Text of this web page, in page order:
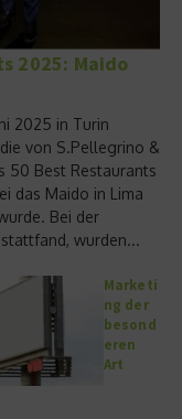
2025: Maido
2025 in Turin
von S.Pellegrino &
50 Best Restaurants
das Maido in Lima
Bei der
wurden...
Marketi
ng der
besond
eren
Art